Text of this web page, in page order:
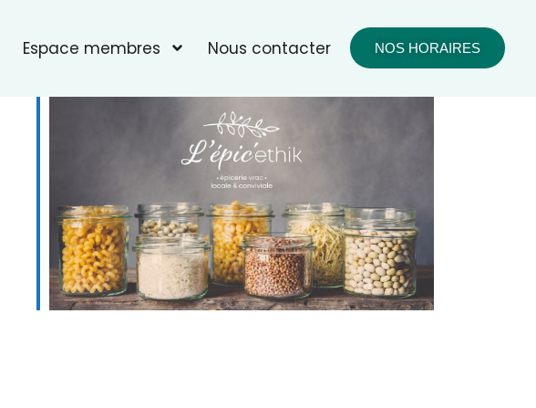
Espace membres Nous contacter NOS HORAIRES
Office 365 Outlook Live